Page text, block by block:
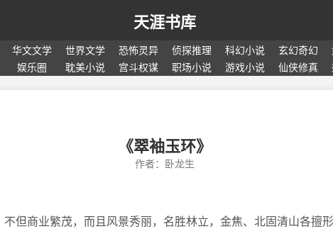
天涯书库
华文文学 世界文学 恐怖灵异 侦探推理 科幻小说 玄幻奇幻
娱乐圈 耽美小说 宫斗权谋 职场小说 游戏小说 仙侠修真
《翠袖玉环》
作者：卧龙生
但商业繁茂，而且风景秀丽，名胜林立，金焦、北固清山各擅